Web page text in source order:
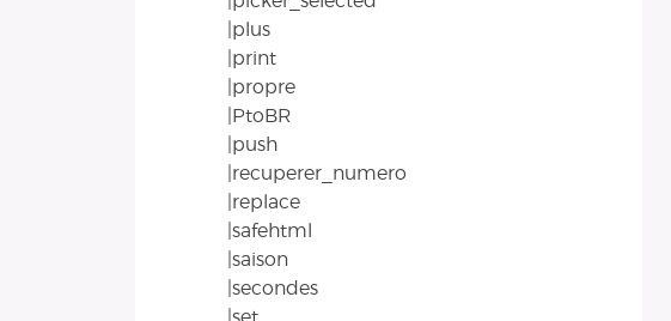
|plus
|print
|propre
|PtoBR
|push
|recuperer_numero
|replace
|safehtml
|saison
|secondes